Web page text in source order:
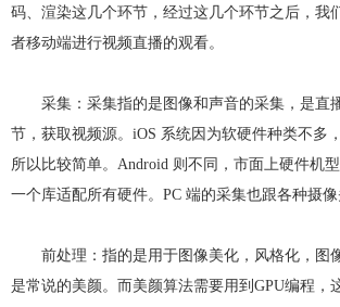
码、渲染这几个环节，经过这几个环节之后，我
者移动端进行视频直播的观看。
采集：采集指的是图像和声音的采集，是直
节，获取视频源。iOS 系统因为软硬件种类不多
所以比较简单。Android 则不同，市面上硬件机
一个库适配所有硬件。PC 端的采集也跟各种摄像
前处理：指的是用于图像美化，风格化，图
是常说的美颜。而美颜算法需要用到GPU编程，